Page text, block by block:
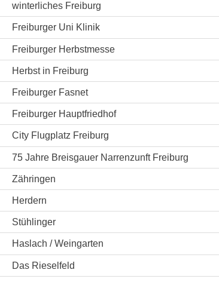
winterliches Freiburg
Freiburger Uni Klinik
Freiburger Herbstmesse
Herbst in Freiburg
Freiburger Fasnet
Freiburger Hauptfriedhof
City Flugplatz Freiburg
75 Jahre Breisgauer Narrenzunft Freiburg
Zähringen
Herdern
Stühlinger
Haslach / Weingarten
Das Rieselfeld